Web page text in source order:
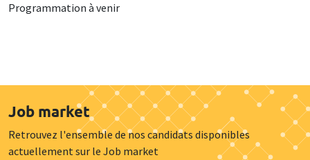
Programmation à venir
Job market
Retrouvez l'ensemble de nos candidats disponibles
actuellement sur le Job market